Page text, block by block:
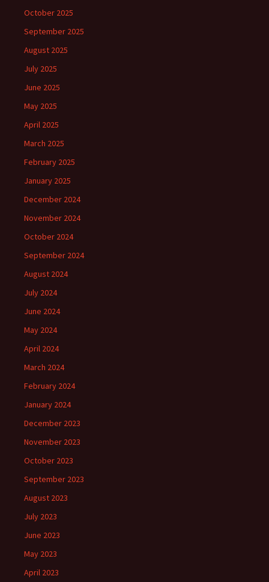
October 2025
September 2025
August 2025
July 2025
June 2025
May 2025
April 2025
March 2025
February 2025
January 2025
December 2024
November 2024
October 2024
September 2024
August 2024
July 2024
June 2024
May 2024
April 2024
March 2024
February 2024
January 2024
December 2023
November 2023
October 2023
September 2023
August 2023
July 2023
June 2023
May 2023
April 2023